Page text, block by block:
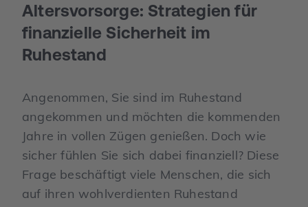
Altersvorsorge: Strategien für
finanzielle Sicherheit im
Ruhestand
Angenommen, Sie sind im Ruhestand
angekommen und möchten die kommenden
Jahre in vollen Zügen genießen. Doch wie
sicher fühlen Sie sich dabei finanziell? Diese
Frage beschäftigt viele Menschen, die sich
auf ihren wohlverdienten Ruhestand